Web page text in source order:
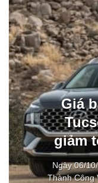
Giá
giảm
Ngày 06/
Thành Công